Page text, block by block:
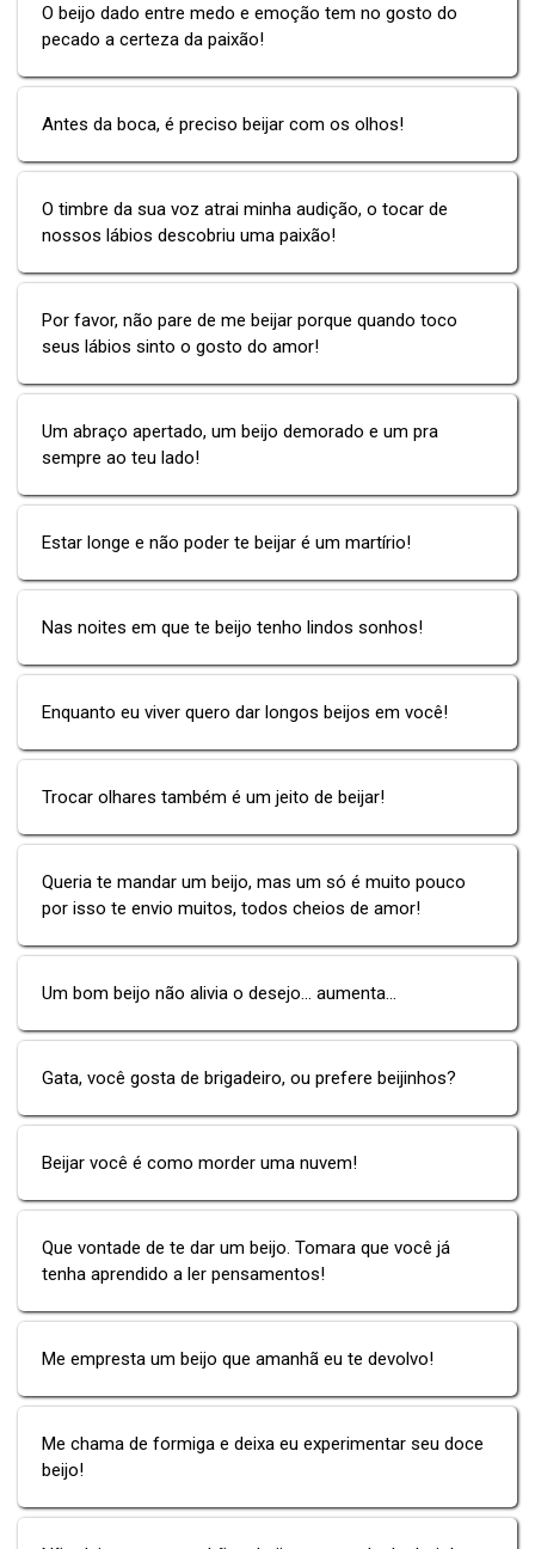
O beijo dado entre medo e emoção tem no gosto do
pecado a certeza da paixão!
Antes da boca, é preciso beijar com os olhos!
O timbre da sua voz atrai minha audição, o tocar de
nossos lábios descobriu uma paixão!
Por favor, não pare de me beijar porque quando toco
seus lábios sinto o gosto do amor!
Um abraço apertado, um beijo demorado e um pra
sempre ao teu lado!
Estar longe e não poder te beijar é um martírio!
Nas noites em que te beijo tenho lindos sonhos!
Enquanto eu viver quero dar longos beijos em você!
Trocar olhares também é um jeito de beijar!
Queria te mandar um beijo, mas um só é muito pouco
por isso te envio muitos, todos cheios de amor!
Um bom beijo não alivia o desejo... aumenta...
Gata, você gosta de brigadeiro, ou prefere beijinhos?
Beijar você é como morder uma nuvem!
Que vontade de te dar um beijo. Tomara que você já
tenha aprendido a ler pensamentos!
Me empresta um beijo que amanhã eu te devolvo!
Me chama de formiga e deixa eu experimentar seu doce
beijo!